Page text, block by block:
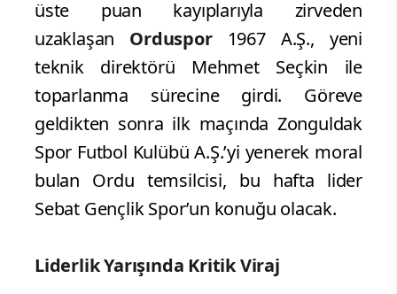
üste puan kayıplarıyla zirveden
uzaklaşan Orduspor 1967 A.Ş., yeni
teknik direktörü Mehmet Seçkin ile
toparlanma sürecine girdi. Göreve
geldikten sonra ilk maçında Zonguldak
Spor Futbol Kulübü A.Ş.’yi yenerek moral
bulan Ordu temsilcisi, bu hafta lider
Sebat Gençlik Spor’un konuğu olacak.
Liderlik Yarışında Kritik Viraj